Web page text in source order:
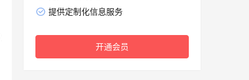
提供定制化信息服务
开通会员